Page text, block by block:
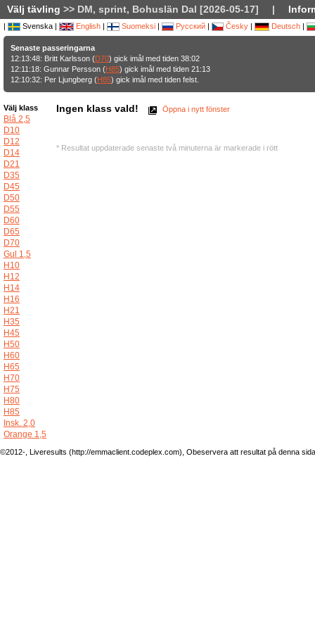
Välj tävling >> DM, sprint, Bohuslän Dal [2026-05-17] |
| Svenska | English | Suomeksi | Русский | Česky | Deutsch |
Senaste passeringarna
12:13:48: Britt Karlsson (D70) gick imål med tiden 38:02
12:11:18: Gunnar Persson (H85) gick imål med tiden 21:13
12:10:32: Per Ljungberg (H85) gick imål med tiden felst.
Välj klass
Blå 2,5
D10
D12
D14
D21
D35
D45
D50
D55
D60
D65
D70
Gul 1,5
H10
H12
H14
H16
H21
H35
H45
H50
H60
H65
H70
H75
H80
H85
Insk. 2,0
Orange 1,5
Ingen klass vald! Öppna i nytt fönster
* Resultat uppdaterade senaste två minuterna är markerade i rött
©2012-, Liveresults (http://emmaclient.codeplex.com), Obeservera att resultat på denna